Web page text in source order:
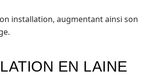
installation, augmentant ainsi son
EN LAINE